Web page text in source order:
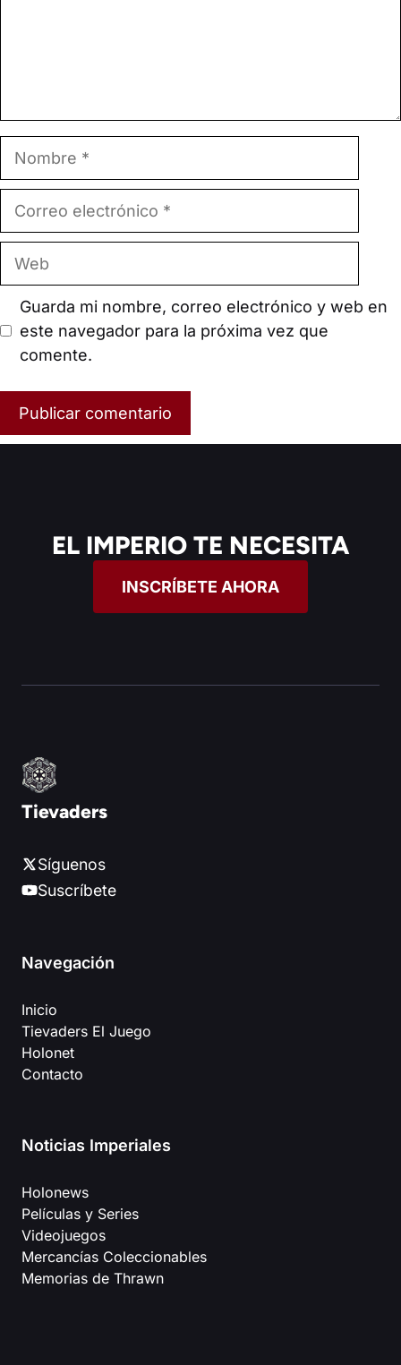
Correo
electrónico
Guarda mi nombre, correo electrónico y web en
este navegador para la próxima vez que
comente.
EL IMPERIO TE NECESITA
INSCRÍBETE AHORA
Tievaders
Síguenos
Suscríbete
Navegación
Inicio
Tievaders El Juego
Holonet
Contacto
Noticias Imperiales
Holonews
Películas y Series
Videojuegos
Mercancías Coleccionables
Memorias de Thrawn